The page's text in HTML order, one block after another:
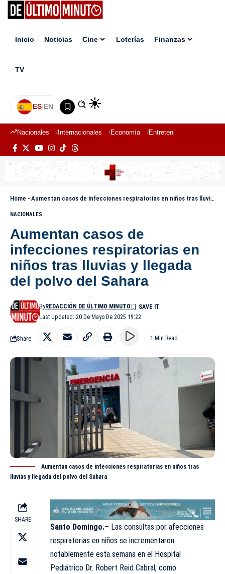
Inicio Noticias Cine Loterías Finanzas
TV
ES|EN
Nacionales Internacionales Economía Entretenimiento
Home - Aumentan casos de infecciones respiratorias en niños tras lluvias y llegada del polvo del Sahara
NACIONALES
Aumentan casos de
infecciones respiratorias en
niños tras lluvias y llegada
del polvo del Sahara
Last Updated: 20 De Mayo De 2025 19:22
ByREDACCIÓN DE ÚLTIMO MINUTO
Share 1 Min Read
Aumentan casos de infecciones respiratorias en niños tras
lluvias y llegada del polvo del Sahara
SHARE
Santo Domingo.– Las consultas por afecciones
respiratorias en niños se incrementaron
notablemente esta semana en el Hospital
Pediátrico Dr. Robert Reid Cabral, como